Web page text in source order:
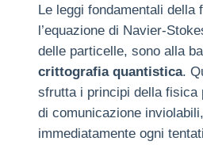
Le leggi fondamentali della
l’equazione di Navier-
delle particelle, sono alla
crittografia quantistica.
sfrutta i principi della fisica
di comunicazione
immediatamente ogni